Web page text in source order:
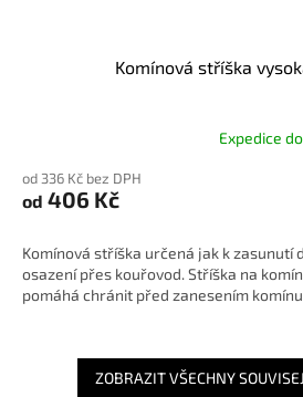
Komínová stříška
Expedice
od 336 Kč bez DPH
od 406 Kč
Komínová stříška určená jak k zasunutí
osazení přes kouřovod. Stříška na
pomáhá chránit před zanesením
ZOBRAZIT VŠECHNY